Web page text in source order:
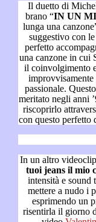
Il duetto di Michele Cortese
brano “
IN
lunga una canzone”) è stato
suggestivo con le due voci alternate nei versi e il
perfetto accompagnamento
una canzone in cui Simone ha descritto poeticamente,
il coinvolgimento emotivo di un uomo intrappolato
improvvisamente in una
passionale. Questo brano, non ha avuto il
meritato negli anni ’90, ma
riscoprirlo attraverso un’altra incisione, ad esempio,
In un altro
intensità e sound
mettere a nudo i propri sentimenti per una donna,
esprimendo un
risentirla il giorno dopo di una notte importante (nel